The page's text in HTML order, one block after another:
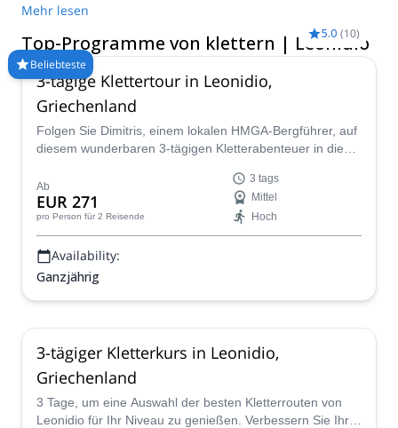
schnell wachsendes Klettergebiet, aber noch ziemlich
unentwickelt, mit mehr als 1.000 hochwertigen Kalksteinrouten.
Die unglaublichen Berge und die schöne mediterrane
Meereslandschaft garantieren wunderbare Ausblicke und alle
Arten von Bars, Cafés und Fisch-Tavernen in der Nähe des
Strandes, um nach einem ganzen Tag Klettern zu genießen. In
dieser Auswahl an geführten Touren finden Sie sicherlich Ihr
nächstes Kletterabenteuer in Leonidio.
Mehr lesen
Top-Programme von klettern | Leonidio
Beliebteste
5.0 (10)
3-tägige Klettertour in Leonidio,
Griechenland
Folgen Sie Dimitris, einem lokalen HMGA-Bergführer, auf
diesem wunderbaren 3-tägigen Kletterabenteuer in die
Ab
EUR 271
pro Person für 2 Reisende
3 tags
Mittel
Hoch
Availability:
Ganzjährig
3-tägiger Kletterkurs in Leonidio,
Griechenland
3 Tage, um eine Auswahl der besten Kletterrouten von
Leonidio für Ihr Niveau zu genießen. Verbessern Sie Ihre